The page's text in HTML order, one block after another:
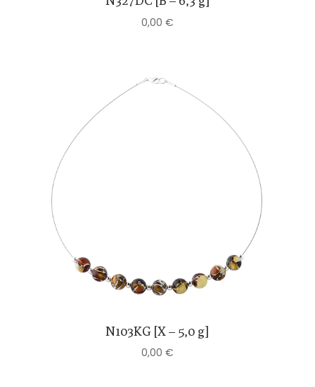
0,00 €
N103KG [X – 5,0 g]
0,00 €